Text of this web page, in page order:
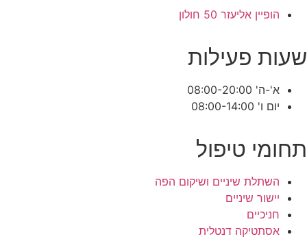
הופיין אליעזר 50 חולון
שעות פעילות
א'-ה' 08:00-20:00
יום ו' 08:00-14:00
תחומי טיפול
השתלת שיניים ושיקום הפה
יישור שיניים
חניכיים
אסתטיקה דנטלית